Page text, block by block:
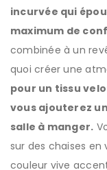
incurvée qui
maximum de
combinée à un
quoi créer une
pour un tissu
vous ajouterez
salle à manger.
sur des chaises en
couleur vive